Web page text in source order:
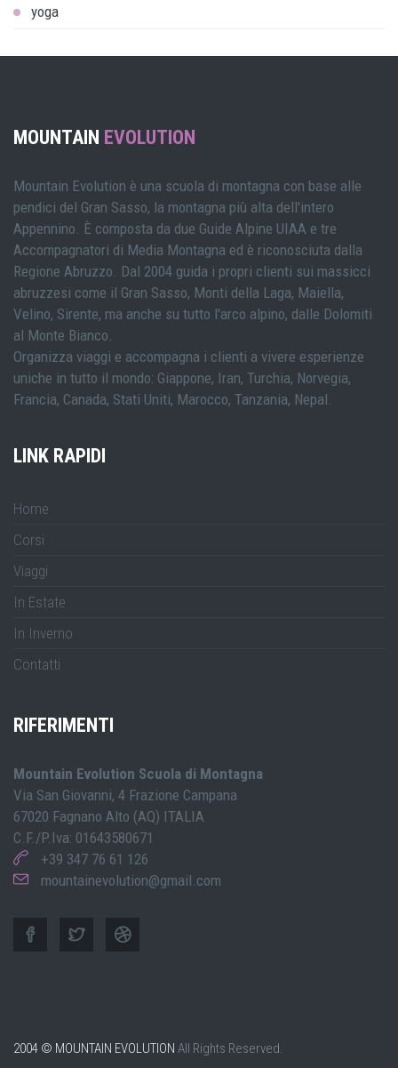
yoga
MOUNTAIN EVOLUTION
Mountain Evolution è una scuola di montagna con base alle
pendici del Gran Sasso, la montagna più alta dell'intero
Appennino. È composta da due Guide Alpine UIAA e tre
Accompagnatori di Media Montagna ed è riconosciuta dalla
Regione Abruzzo. Dal 2004 guida i propri clienti sui massicci
abruzzesi come il Gran Sasso, Monti della Laga, Maiella,
Velino, Sirente, ma anche su tutto l'arco alpino, dalle Dolomiti
al Monte Bianco.
Organizza viaggi e accompagna i clienti a vivere esperienze
uniche in tutto il mondo: Giappone, Iran, Turchia, Norvegia,
Francia, Canada, Stati Uniti, Marocco, Tanzania, Nepal.
LINK RAPIDI
Home
Corsi
Viaggi
In Estate
In Inverno
Contatti
RIFERIMENTI
Mountain Evolution Scuola di Montagna
Via San Giovanni, 4 Frazione Campana
67020 Fagnano Alto (AQ) ITALIA
C.F./P.Iva: 01643580671
+39 347 76 61 126
mountainevolution@gmail.com
2004 © MOUNTAIN EVOLUTION All Rights Reserved.